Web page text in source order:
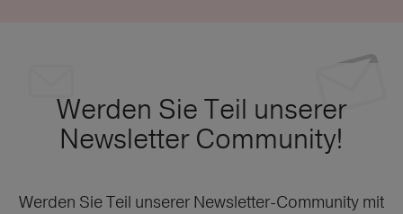
Werden Sie Teil unserer
Newsletter Community!
Werden Sie Teil unserer Newsletter-Community mit